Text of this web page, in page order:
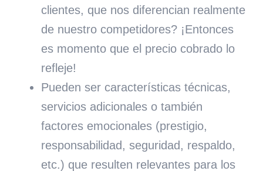
clientes, que nos diferencian realmente
de nuestro competidores? ¡Entonces
es momento que el precio cobrado lo
refleje!
Pueden ser características técnicas,
servicios adicionales o también
factores emocionales (prestigio,
responsabilidad, seguridad, respaldo,
etc.) que resulten relevantes para los